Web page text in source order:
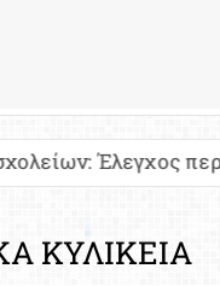
περιεχομένου και
ΚΥΛΙΚΕΙΑ